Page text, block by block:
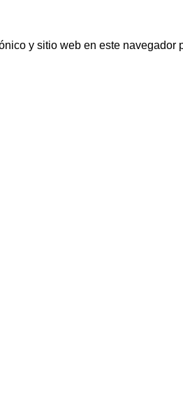
y sitio web en este navegador